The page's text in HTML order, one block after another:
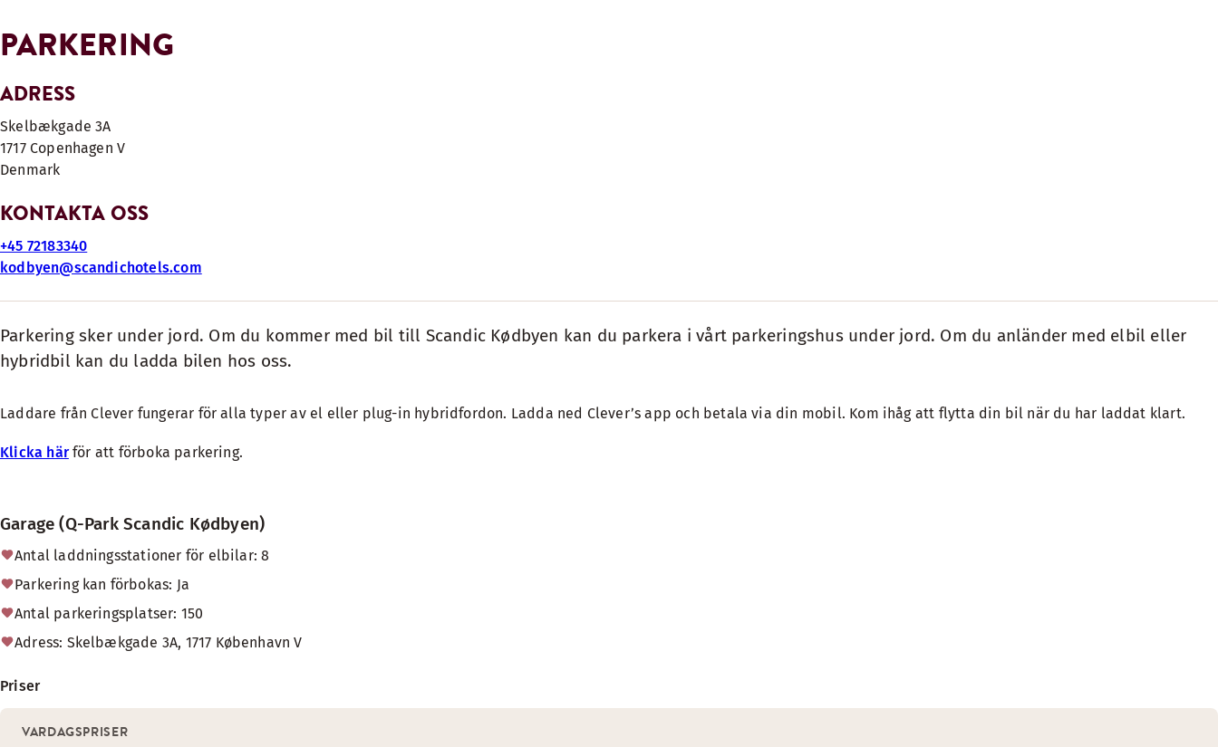
PARKERING
ADRESS
Skelbækgade 3A
1717 Copenhagen V
Denmark
KONTAKTA OSS
+45 72183340
kodbyen@scandichotels.com
Parkering sker under jord. Om du kommer med bil till Scandic Kødbyen kan du parkera i vårt parkeringshus under jord. Om du anländer med elbil eller
hybridbil kan du ladda bilen hos oss.
Laddare från Clever fungerar för alla typer av el eller plug-in hybridfordon. Ladda ned Clever’s app och betala via din mobil. Kom ihåg att flytta din bil när du har laddat klart.
Klicka härför att förboka parkering.
Garage (Q-Park Scandic Kødbyen)
Antal laddningsstationer för elbilar: 8
Parkering kan förbokas: Ja
Antal parkeringsplatser: 150
Adress: Skelbækgade 3A, 1717 København V
Priser
VARDAGSPRISER